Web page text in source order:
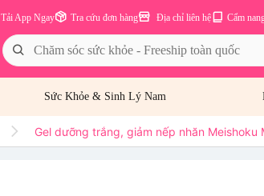
Cẩm
Địa chỉ liên hệ
Tra cứu đơn hàng
Tải App Ngay
Sức Khỏe & Sinh Lý Nam
Gel dưỡng trắng, giảm nếp nhăn Meishoku